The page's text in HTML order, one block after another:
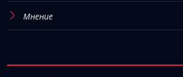
Мнение